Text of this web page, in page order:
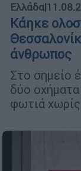
Ελλάδα|
Kάηκε
άνθρωπος
Στο σημείο
δύο
φωτιά χωρίς